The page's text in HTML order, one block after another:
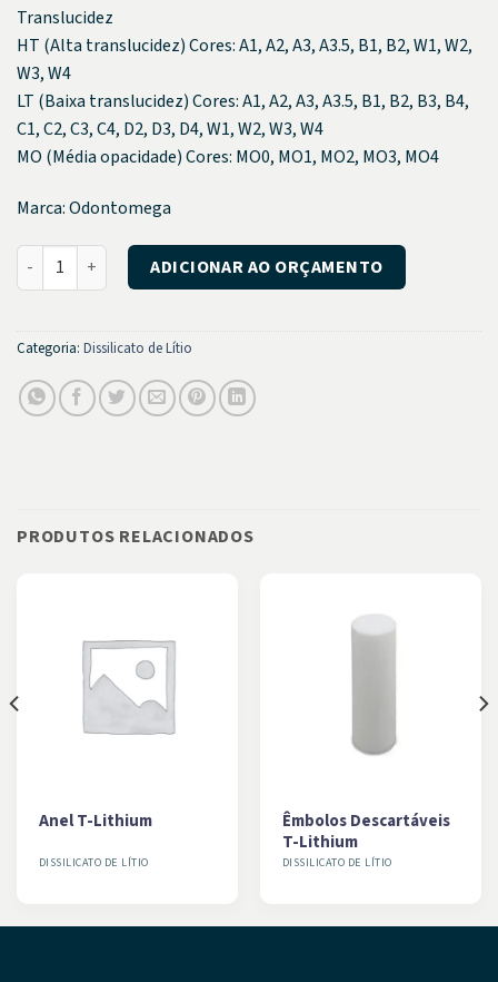
Translucidez
HT (Alta translucidez) Cores: A1, A2, A3, A3.5, B1, B2, W1, W2,
W3, W4
LT (Baixa translucidez) Cores: A1, A2, A3, A3.5, B1, B2, B3, B4,
C1, C2, C3, C4, D2, D3, D4, W1, W2, W3, W4
MO (Média opacidade) Cores: MO0, MO1, MO2, MO3, MO4
Marca: Odontomega
Rosetta SM (HT, LT e MO) Caixa com 5 pastilhas quantidade
ADICIONAR AO ORÇAMENTO
Categoria: Dissilicato de Lítio
PRODUTOS RELACIONADOS
DISSILICATO DE LÍTIO
Anel T-Lithium
DISSILICATO DE LÍTIO
Êmbolos Descartáveis
T-Lithium